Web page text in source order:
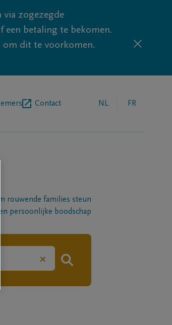
via zogezegde
een betaling te bekomen.
om dit te voorkomen.
Contact NL FR
rouwende families steun
persoonlijke boodschap
×